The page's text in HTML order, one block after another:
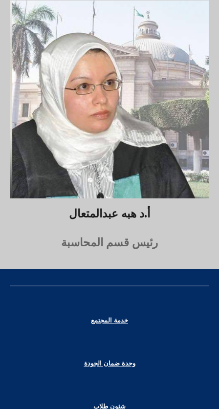
أ.د هبه عبدالمتعال
رئيس قسم المحاسبة
خدمة المجتمع
وحدة ضمان الجودة
شئون طلاب